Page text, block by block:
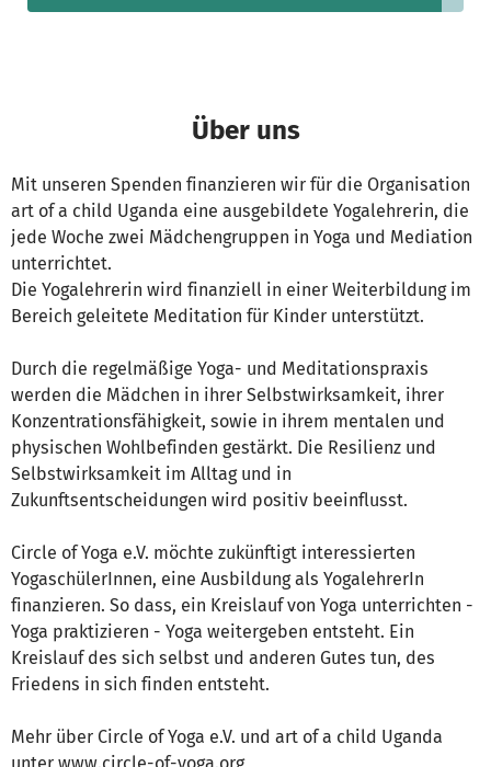
Über uns
Mit unseren Spenden finanzieren wir für die Organisation
art of a child Uganda eine ausgebildete Yogalehrerin, die
jede Woche zwei Mädchengruppen in Yoga und Mediation
unterrichtet.
Die Yogalehrerin wird finanziell in einer Weiterbildung im
Bereich geleitete Meditation für Kinder unterstützt.​
Durch die regelmäßige Yoga- und Meditationspraxis
werden die Mädchen in ihrer Selbstwirksamkeit, ihrer
Konzentrationsfähigkeit, sowie in ihrem mentalen und
physischen Wohlbefinden gestärkt. Die Resilienz und
Selbstwirksamkeit im Alltag und in
Zukunftsentscheidungen wird positiv beeinflusst.
​Circle of Yoga e.V. möchte zukünftigt interessierten
YogaschülerInnen, eine Ausbildung als YogalehrerIn
finanzieren. So dass, ein Kreislauf von Yoga unterrichten -
Yoga praktizieren - Yoga weitergeben entsteht. Ein
Kreislauf des sich selbst und anderen Gutes tun, des
Friedens in sich finden entsteht.​​​
Mehr über Circle of Yoga e.V. und art of a child Uganda